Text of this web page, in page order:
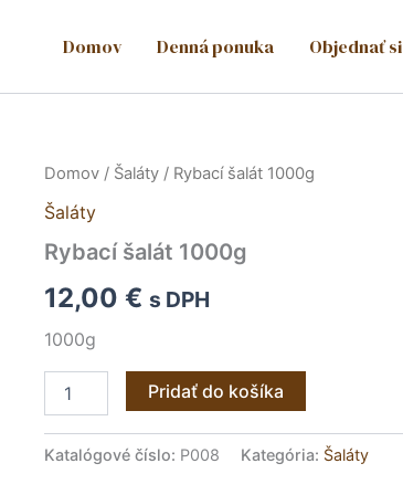
Domov Denná ponuka Objednať si
Domov / Šaláty / Rybací šalát 1000g
Šaláty
Rybací šalát 1000g
12,00 € s DPH
1000g
množstvo
šalát
Pridať do košíka
Katalógové číslo: P008 Kategória: Šaláty